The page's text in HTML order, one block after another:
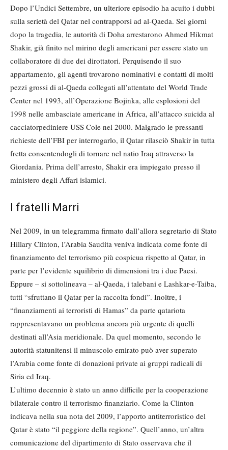
Dopo l’Undici Settembre, un ulteriore episodio ha acuito i dubbi
sulla serietà del Qatar nel contrapporsi ad al-Qaeda. Sei giorni
dopo la tragedia, le autorità di Doha arrestarono Ahmed Hikmat
Shakir, già finito nel mirino degli americani per essere stato un
collaboratore di due dei dirottatori. Perquisendo il suo
appartamento, gli agenti trovarono nominativi e contatti di molti
pezzi grossi di al-Qaeda collegati all’attentato del World Trade
Center nel 1993, all’Operazione Bojinka, alle esplosioni del
1998 nelle ambasciate americane in Africa, all’attacco suicida al
cacciatorpediniere USS Cole nel 2000. Malgrado le pressanti
richieste dell’FBI per interrogarlo, il Qatar rilasciò Shakir in tutta
fretta consentendogli di tornare nel natio Iraq attraverso la
Giordania. Prima dell’arresto, Shakir era impiegato presso il
ministero degli Affari islamici.
I fratelli Marri
Nel 2009, in un telegramma firmato dall’allora segretario di Stato
Hillary Clinton, l’Arabia Saudita veniva indicata come fonte di
finanziamento del terrorismo più cospicua rispetto al Qatar, in
parte per l’evidente squilibrio di dimensioni tra i due Paesi.
Eppure – si sottolineava – al-Qaeda, i talebani e Lashkar-e-Taiba,
tutti “sfruttano il Qatar per la raccolta fondi”. Inoltre, i
“finanziamenti ai terroristi di Hamas” da parte qatariota
rappresentavano un problema ancora più urgente di quelli
destinati all’Asia meridionale. Da quel momento, secondo le
autorità statunitensi il minuscolo emirato può aver superato
l’Arabia come fonte di donazioni private ai gruppi radicali di
Siria ed Iraq.
L’ultimo decennio è stato un anno difficile per la cooperazione
bilaterale contro il terrorismo finanziario. Come la Clinton
indicava nella sua nota del 2009, l’apporto antiterroristico del
Qatar è stato “il peggiore della regione”. Quell’anno, un’altra
comunicazione del dipartimento di Stato osservava che il